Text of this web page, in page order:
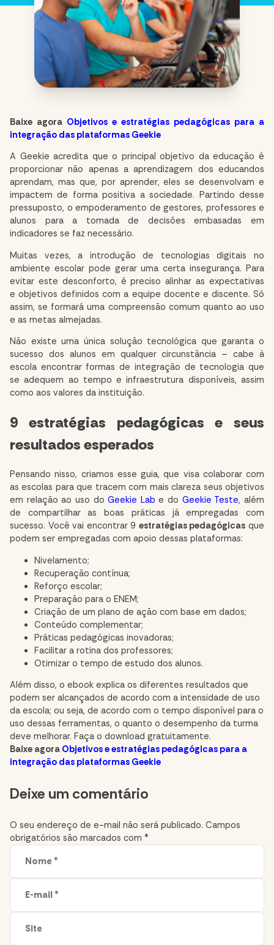
Baixe agora Objetivos e estratégias pedagógicas para a
integração das plataformas Geekie
A Geekie acredita que o principal objetivo da educação é
proporcionar não apenas a aprendizagem dos educandos
aprendam, mas que, por aprender, eles se desenvolvam e
impactem de forma positiva a sociedade. Partindo desse
pressuposto, o empoderamento de gestores, professores e
alunos para a tomada de decisões embasadas em
indicadores se faz necessário.
Muitas vezes, a introdução de tecnologias digitais no
ambiente escolar pode gerar uma certa insegurança. Para
evitar este desconforto, é preciso alinhar as expectativas
e objetivos definidos com a equipe docente e discente. Só
assim, se formará uma compreensão comum quanto ao uso
e as metas almejadas.
Não existe uma única solução tecnológica que garanta o
sucesso dos alunos em qualquer circunstância – cabe à
escola encontrar formas de integração de tecnologia que
se adequem ao tempo e infraestrutura disponíveis, assim
como aos valores da instituição.
9 estratégias pedagógicas e seus
resultados esperados
Pensando nisso, criamos esse guia, que visa colaborar com
as escolas para que tracem com mais clareza seus objetivos
em relação ao uso doGeekie Lab e do Geekie Teste, além
de compartilhar as boas práticas já empregadas com
sucesso. Você vai encontrar 9 estratégias pedagógicas que
podem ser empregadas com apoio dessas plataformas:
Nivelamento;
Recuperação contínua;
Reforço escolar;
Preparação para o ENEM;
Criação de um plano de ação com base em dados;
Conteúdo complementar;
Práticas pedagógicas inovadoras;
Facilitar a rotina dos professores;
Otimizar o tempo de estudo dos alunos.
Além disso, o ebook explica os diferentes resultados que
podem ser alcançados de acordo com a intensidade de uso
da escola; ou seja, de acordo com o tempo disponível para o
uso dessas ferramentas, o quanto o desempenho da turma
deve melhorar. Faça o download gratuitamente.
Baixe agora Objetivos e estratégias pedagógicas para a
integração das plataformas Geekie
Comment
section
Deixe um comentário
O seu endereço de e-mail não será publicado. Campos
obrigatórios são marcados com *